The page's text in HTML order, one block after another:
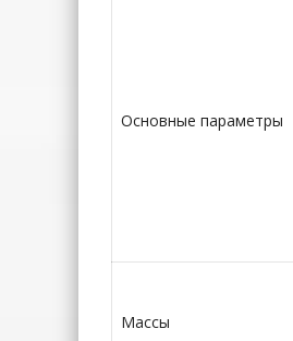
Основные параметры
Массы